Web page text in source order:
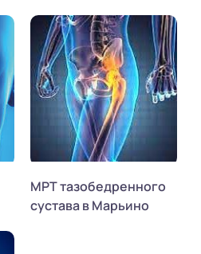
МРТ тазобедренного
сустава в Марьино